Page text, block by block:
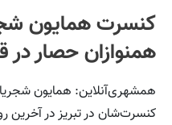
کنسرت همایون
همنوازان حصار در
همشهری‌آنلاین: همایون
کنسرت‌شان در تبریز در آخرین